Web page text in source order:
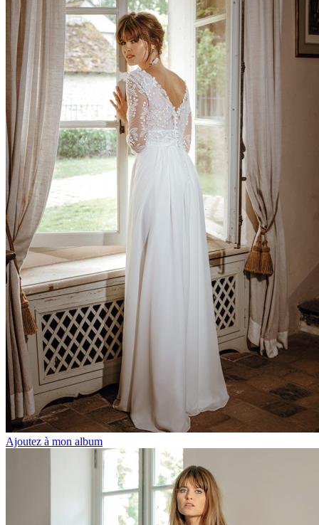
Ajoutez à mon album